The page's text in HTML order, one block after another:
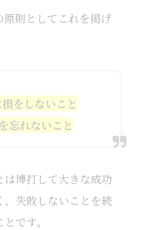
則としてこれを掲げ
をしないこと
忘れないこと
博打して大きな成功
、失敗しないことを続
です。